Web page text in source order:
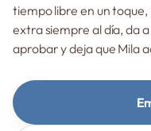
tiempo libre en un
extra siempre al día, da
aprobar y deja que Mila